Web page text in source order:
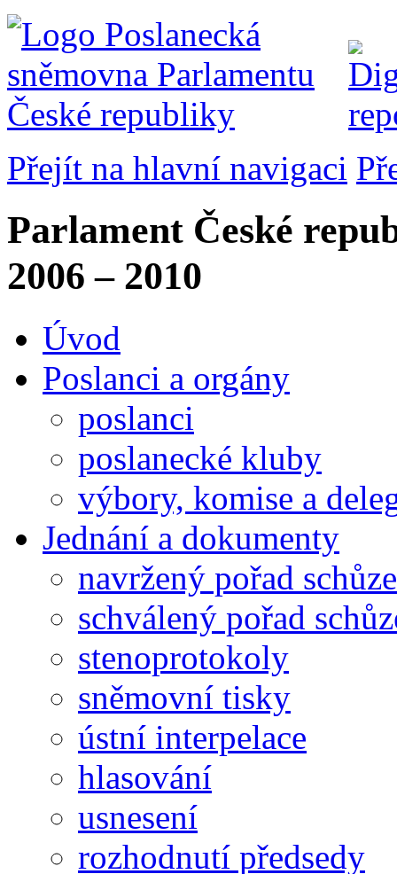
Přejít na hlavní navigaci
Parlament České
2006 – 2010
Úvod
Poslanci a orgány
poslanci
poslanecké kluby
výbory, komise a
Jednání a dokumenty
navržený pořad schůze
schválený pořad
stenoprotokoly
sněmovní tisky
ústní interpelace
hlasování
usnesení
rozhodnutí předsedy